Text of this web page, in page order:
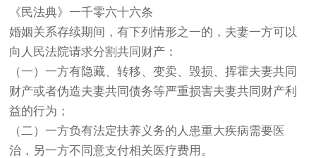
《民法典》一千零六十六条
婚姻关系存续期间，有下列情形之一的，夫妻一方可以
向人民法院请求分割共同财产：
（一）一方有隐藏、转移、变卖、毁损、挥霍夫妻共同
财产或者伪造夫妻共同债务等严重损害夫妻共同财产利
益的行为；
（二）一方负有法定扶养义务的人患重大疾病需要医
治，另一方不同意支付相关医疗费用。